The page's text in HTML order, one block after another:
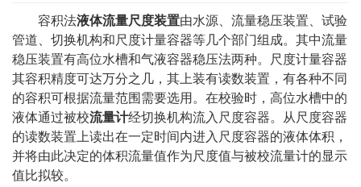
容积法液体流量尺度装置由水源、流量稳压装置、试验
管道、切换机构和尺度计量容器等几个部门组成。其中流量
稳压装置有高位水槽和气液容器稳压法两种。尺度计量容器
其容积精度可达万分之几，其上装有读数装置，有各种不同
的容积可根据流量范围需要选用。在校验时，高位水槽中的
液体通过被校流量计经切换机构流入尺度容器。从尺度容器
的读数装置上读出在一定时间内进入尺度容器的液体体积，
并将由此决定的体积流量值作为尺度值与被校流量计的显示
值比拟较。